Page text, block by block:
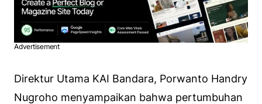
Advertisement
Direktur Utama KAI Bandara, Porwanto Handry
Nugroho menyampaikan bahwa pertumbuhan